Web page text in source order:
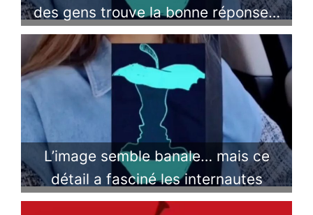
des gens trouve la bonne réponse…
L’image semble banale… mais ce
détail a fasciné les internautes